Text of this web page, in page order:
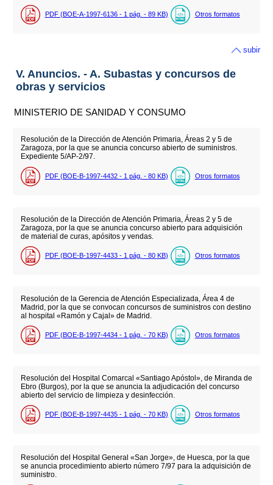
PDF (BOE-A-1997-6136 - 1 pág. - 89 KB) Otros formatos
subir
V. Anuncios. - A. Subastas y concursos de
obras y servicios
MINISTERIO DE SANIDAD Y CONSUMO
Resolución de la Dirección de Atención Primaria, Áreas 2 y 5 de
Zaragoza, por la que se anuncia concurso abierto de suministros.
Expediente 5/AP-2/97.
PDF (BOE-B-1997-4432 - 1 pág. - 80 KB) Otros formatos
Resolución de la Dirección de Atención Primaria, Áreas 2 y 5 de
Zaragoza, por la que se anuncia concurso abierto para adquisición
de material de curas, apósitos y vendas.
PDF (BOE-B-1997-4433 - 1 pág. - 80 KB) Otros formatos
Resolución de la Gerencia de Atención Especializada, Área 4 de
Madrid, por la que se convocan concursos de suministros con destino
al hospital «Ramón y Cajal» de Madrid.
PDF (BOE-B-1997-4434 - 1 pág. - 70 KB) Otros formatos
Resolución del Hospital Comarcal «Santiago Apóstol», de Miranda de
Ebro (Burgos), por la que se anuncia la adjudicación del concurso
abierto del servicio de limpieza y desinfección.
PDF (BOE-B-1997-4435 - 1 pág. - 70 KB) Otros formatos
Resolución del Hospital General «San Jorge», de Huesca, por la que
se anuncia procedimiento abierto número 7/97 para la adquisición de
suministro.